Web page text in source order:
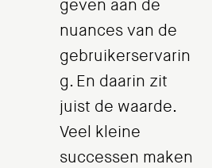
geven aan de
nuances van de
gebruikerservarin
g. En daarin zit
juist de waarde.
Veel kleine
successen maken